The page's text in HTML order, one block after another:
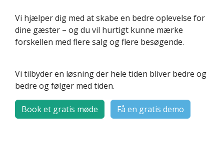
Vi hjælper dig med at skabe en bedre oplevelse for
dine gæster – og du vil hurtigt kunne mærke
forskellen med flere salg og flere besøgende.
Vi tilbyder en løsning der hele tiden bliver bedre og
bedre og følger med tiden.
Book et gratis møde Få en gratis demo